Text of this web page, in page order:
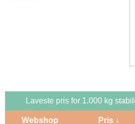
Laveste pris for 1.000 kg
Webshop Pris ↓